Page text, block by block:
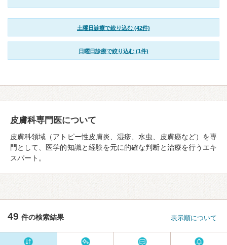
土曜日診療で絞り込む (42件)
日曜日診療で絞り込む (1件)
皮膚科専門医について
皮膚科領域（アトピー性皮膚炎、湿疹、水虫、皮膚癌など）を専
門として、医学的知識と経験を元に的確な判断と治療を行うエキ
スパート。
49 件の検索結果 表示順について